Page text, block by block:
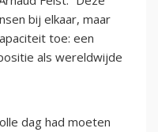
bij elkaar, maar
toe: een
als wereldwijde
dag had moeten